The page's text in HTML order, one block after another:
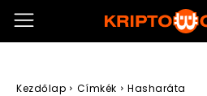
Kezdőlap Címkék Hasharáta